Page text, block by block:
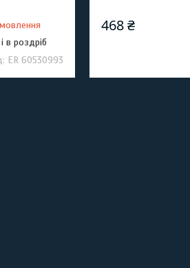
в роздріб
ER 60530993
468 ₴